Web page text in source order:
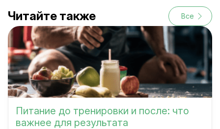
Читайте также Все
Питание до тренировки и после: что
важнее для результата